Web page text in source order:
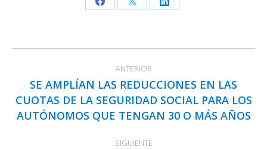
Share
Facebook
Share
X
Share
LinkedIn
entre
publicaciones
ANTERIOR
Publicación
anterior:
SE AMPLÍAN LAS REDUCCIONES EN LAS
CUOTAS DE LA SEGURIDAD SOCIAL PARA LOS
AUTÓNOMOS QUE TENGAN 30 O MÁS AÑOS
SIGUIENTE